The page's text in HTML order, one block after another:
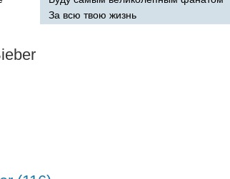
За всю твою жизнь